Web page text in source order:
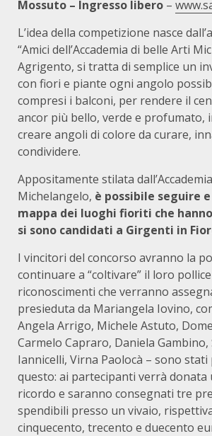
Mossuto – Ingresso libero –
L’idea della competizione nasce
“Amici dell’Accademia di belle Arti
Agrigento, si tratta di semplice un
con fiori e piante ogni angolo
compresi i balconi, per rendere il
ancor più bello, verde e profumato,
creare angoli di colore da curare,
condividere.
Appositamente stilata dall’Accademia
Michelangelo, è possibile seguire
mappa dei luoghi fioriti che
si sono candidati a Girgenti in
I vincitori del concorso avranno la
continuare a “coltivare” il loro
riconoscimenti che verranno
presieduta da Mariangela Iovino,
Angela Arrigo, Michele Astuto,
Carmelo Capraro, Daniela Gambino,
Iannicelli, Virna Paolocà – sono
questo: ai partecipanti verrà donata
ricordo e saranno consegnati tre
spendibili presso un vivaio,
cinquecento, trecento e duecento